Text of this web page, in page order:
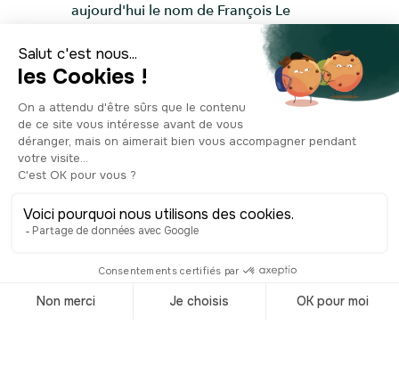
aujourd'hui le nom de François Le
Chevalier, ancien président du Port
Autonome du Havre.